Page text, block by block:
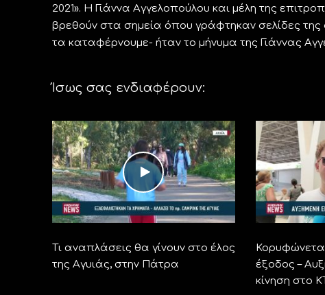
2021». Η Γιάννα Αγγελοπούλου και μέλη της
βρεθούν στα σημεία όπου γράφτηκαν σελίδες της
τα καταφέρνουμε- ήταν το μήνυμα της Γιάννας
Ίσως σας ενδιαφέρουν:
Τι αναπλάσεις θα γίνουν στο έλος
της Αγυιάς, στην Πάτρα
έξοδος –
κίνηση στο